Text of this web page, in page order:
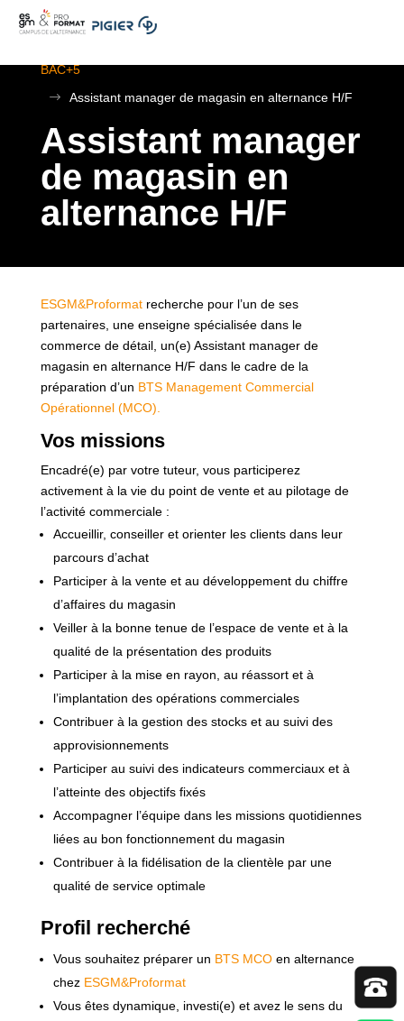
BAC+5
$
Assistant manager de magasin en alternance H/F
Assistant manager
de magasin en
alternance H/F
ESGM&Proformatrecherche pour l’un de ses
partenaires, une enseigne spécialisée dans le
commerce de détail, un(e) Assistant manager de
magasin en alternance H/F dans le cadre de la
préparation d’un BTS Management Commercial
Opérationnel (MCO).
Vos missions
Encadré(e) par votre tuteur, vous participerez
activement à la vie du point de vente et au pilotage de
l’activité commerciale :
Accueillir, conseiller et orienter les clients dans leur
parcours d’achat
Participer à la vente et au développement du chiffre
d’affaires du magasin
Veiller à la bonne tenue de l’espace de vente et à la
qualité de la présentation des produits
Participer à la mise en rayon, au réassort et à
l’implantation des opérations commerciales
Contribuer à la gestion des stocks et au suivi des
approvisionnements
Participer au suivi des indicateurs commerciaux et à
l’atteinte des objectifs fixés
Accompagner l’équipe dans les missions quotidiennes
liées au bon fonctionnement du magasin
Contribuer à la fidélisation de la clientèle par une
qualité de service optimale
Profil recherché
Vous souhaitez préparer un BTS MCOen alternance
chez ESGM&Proformat
Vous êtes dynamique, investi(e) et avez le sens du